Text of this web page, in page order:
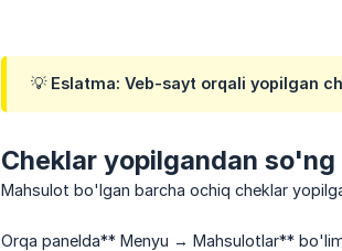
💡 Eslatma: Veb-sayt orqali yopilgan
Cheklar yopilgandan
Mahsulot bo'lgan barcha ochiq cheklar
Orqa panelda** Menyu → Mahsulotlar**